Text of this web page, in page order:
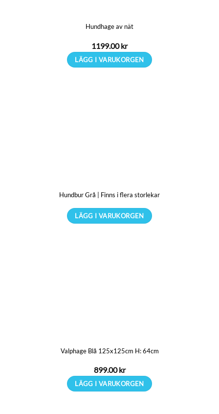
Hundhage av nät
1199.00kr
LÄGG I VARUKORGEN
Hundbur Grå | Finns i flera storlekar
LÄGG I VARUKORGEN
väljas
produktsidan
Valphage Blå 125x125cm H: 64cm
899.00kr
LÄGG I VARUKORGEN